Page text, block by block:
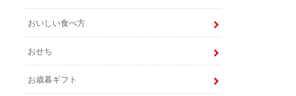
おいしい食べ方
おせち
お歳暮ギフト